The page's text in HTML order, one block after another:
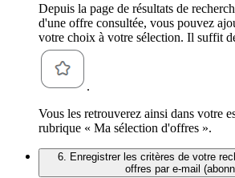
Depuis la page de résultats de
d'une offre consultée, vous pouvez
votre choix à votre sélection. Il suffit
.
Vous les retrouverez ainsi dans votre
rubrique « Ma sélection d'offres ».
6. Enregistrer les critères de votre
offres par e-mail